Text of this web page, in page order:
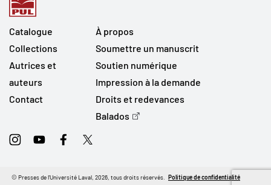
Catalogue
Collections
Autrices et
auteurs
Contact
À propos
Soumettre un manuscrit
Soutien numérique
Impression à la demande
Droits et redevances
Balados
InstagramYoutubeFacebookTwitter
© Presses de l'Université Laval, 2026, tous droits réservés. Politique de confidentialité